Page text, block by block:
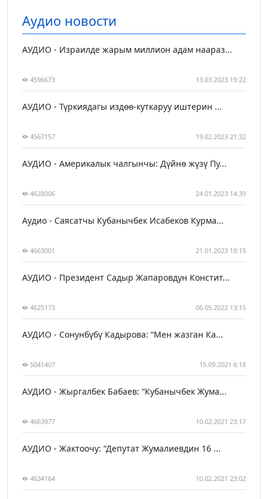
Аудио новости
АУДИО - Израилде жарым миллион адам наараз...
4596673 13.03.2023 19:22
АУДИО - Түркиядагы издөө-куткаруу иштерин ...
4567157 19.02.2023 21:32
АУДИО - Америкалык чалгынчы: Дүйнө жүзү Пу...
4628006 24.01.2023 14:39
Аудио - Саясатчы Кубанычбек Исабеков Курма...
4663001 21.01.2023 18:15
АУДИО - Президент Садыр Жапаровдун Констит...
4625173 06.05.2022 13:15
АУДИО - Сонунбүбү Кадырова: “Мен жазган Ка...
5041407 15.09.2021 6:18
АУДИО - Жыргалбек Бабаев: “Кубанычбек Жума...
4663977 10.02.2021 23:17
АУДИО - Жактоочу: “Депутат Жумалиевдин 16 ...
4634164 10.02.2021 23:02